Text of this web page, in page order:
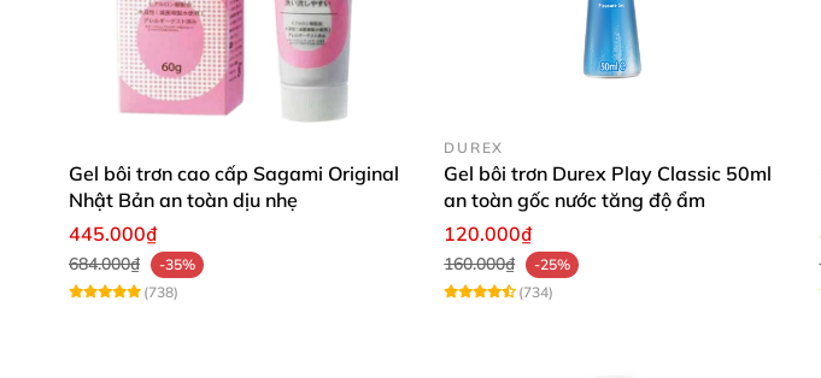
gây ố màu hoặc bết dính ở vùng kín nên bạn có thể dễ dàng rửa trôi Gel
Gel bôi trơn cao cấp LELO Personal Moisturizer có thiết kế
Gel bôi trơn LELO Personal Moisturizer được thiết kế dạng chại xịt cùng
và quý phái cho các cặp đôi trong chốn phòng the. Nhờ đó, mà cả hai sẽ
một không gian đầy xa hoa, đẳng cấp của giới thượng lưu.
Gel bôi trơn cao cấp Sagami Original
Nhật Bản an toàn dịu nhẹ
445.000₫
684.000₫
-35%
(738)
DUREX
Gel bôi trơn Durex Play Classic 50ml
an toàn gốc nước tăng độ ẩm
120.000₫
160.000₫
-25%
(734)